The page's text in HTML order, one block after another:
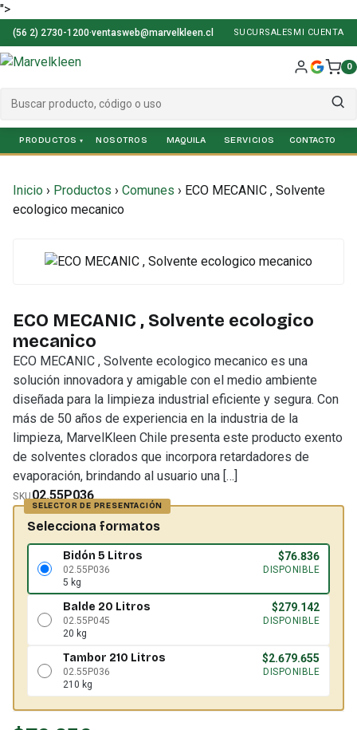
">
(56 2) 2730-1200·ventasweb@marvelkleen.cl SUCURSALES MI CUENTA
0
PRODUCTOS NOSOTROS SERVICIOS
Inicio › Productos › Comunes › ECO MECANIC , Solvente
ecologico mecanico
ECO MECANIC , Solvente ecologico
mecanico
ECO MECANIC , Solvente ecologico mecanico es una
solución innovadora y amigable con el medio ambiente
diseñada para la limpieza industrial eficiente y segura. Con
más de 50 años de experiencia en la industria de la
limpieza, MarvelKleen Chile presenta este producto exento
de solventes clorados que incorpora retardadores de
evaporación, brindando al usuario una […]
SKU02.55P036
Selecciona formatos
Bidón 5 Litros
02.55P036
5 kg
$76.836
DISPONIBLE
Balde 20 Litros
02.55P045
20 kg
$279.142
DISPONIBLE
Tambor 210 Litros
02.55P036
210 kg
$2.679.655
DISPONIBLE